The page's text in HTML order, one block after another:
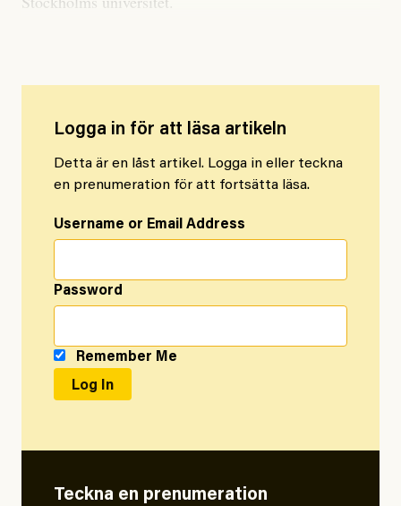
Logga in för att läsa artikeln
Detta är en låst artikel. Logga in eller teckna
en prenumeration för att fortsätta läsa.
Username or Email Address
Password
Remember Me
Teckna en prenumeration